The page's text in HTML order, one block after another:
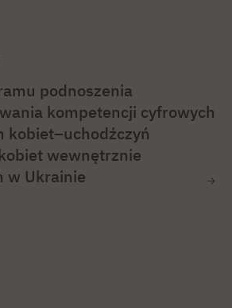
podnoszenia
kompetencji cyfrowych
kobiet–uchodźczyń
wewnętrznie
w Ukrainie